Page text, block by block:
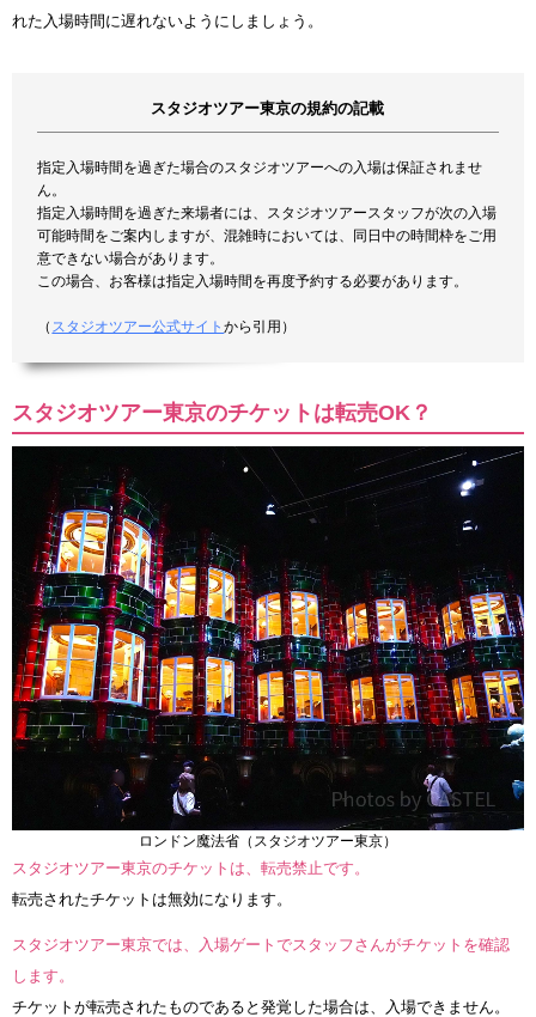
れた入場時間に遅れないようにしましょう。
スタジオツアー東京の規約の記載
指定入場時間を過ぎた場合のスタジオツアーへの入場は保証されませ
ん。
指定入場時間を過ぎた来場者には、スタジオツアースタッフが次の入場
可能時間をご案内しますが、混雑時においては、同日中の時間枠をご用
意できない場合があります。
この場合、お客様は指定入場時間を再度予約する必要があります。
（ スタジオツアー公式サイトから引用）
スタジオツアー東京のチケットは転売OK？
ロンドン魔法省（スタジオツアー東京）
スタジオツアー東京のチケットは、転売禁止です。
転売されたチケットは無効になります。
スタジオツアー東京では、入場ゲートでスタッフさんがチケットを確認
します。
チケットが転売されたものであると発覚した場合は、入場できません。